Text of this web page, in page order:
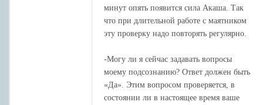
минут опять появится сила Акаша. Так
что при длительной работе с маятником
эту проверку надо повторять регулярно.
-Могу ли я сейчас задавать вопросы
моему подсознанию? Ответ должен быть
«Да». Этим вопросом проверяется, в
состоянии ли в настоящее время ваше